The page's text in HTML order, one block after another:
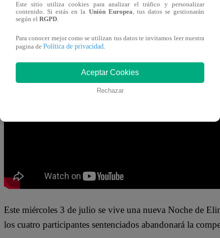
TE PUEDE INTERESAR | El Gran Chef
Yaco fallan con los macarrones; Ivana se salva
Durante su visita a la cocina de Cielo Torres, el
que yo veo y creo que puedes ganar”, sentenció.
Este miércoles 3 de julio se vive una nueva Noche de
los cuatro participantes sentenciados abandonará la
Este sitio utiliza cookies para analizar el tráfico y personalizar
contenido. Si estás en la Unión Europea, tus datos se gestionarán
según el RGPD.
Para conocer mejor como se utilizan tus datos te invitamos leer nuestra
pagina de Política de privacidad.
Aceptar Cookies
Rechazar